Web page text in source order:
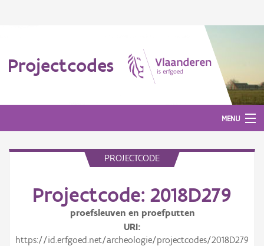
Projectcodes
MENU
PROJECTCODE
Projectcode: 2018D279
proefsleuven en proefputten
URI
https://id.erfgoed.net/archeologie/projectcodes/2018D279